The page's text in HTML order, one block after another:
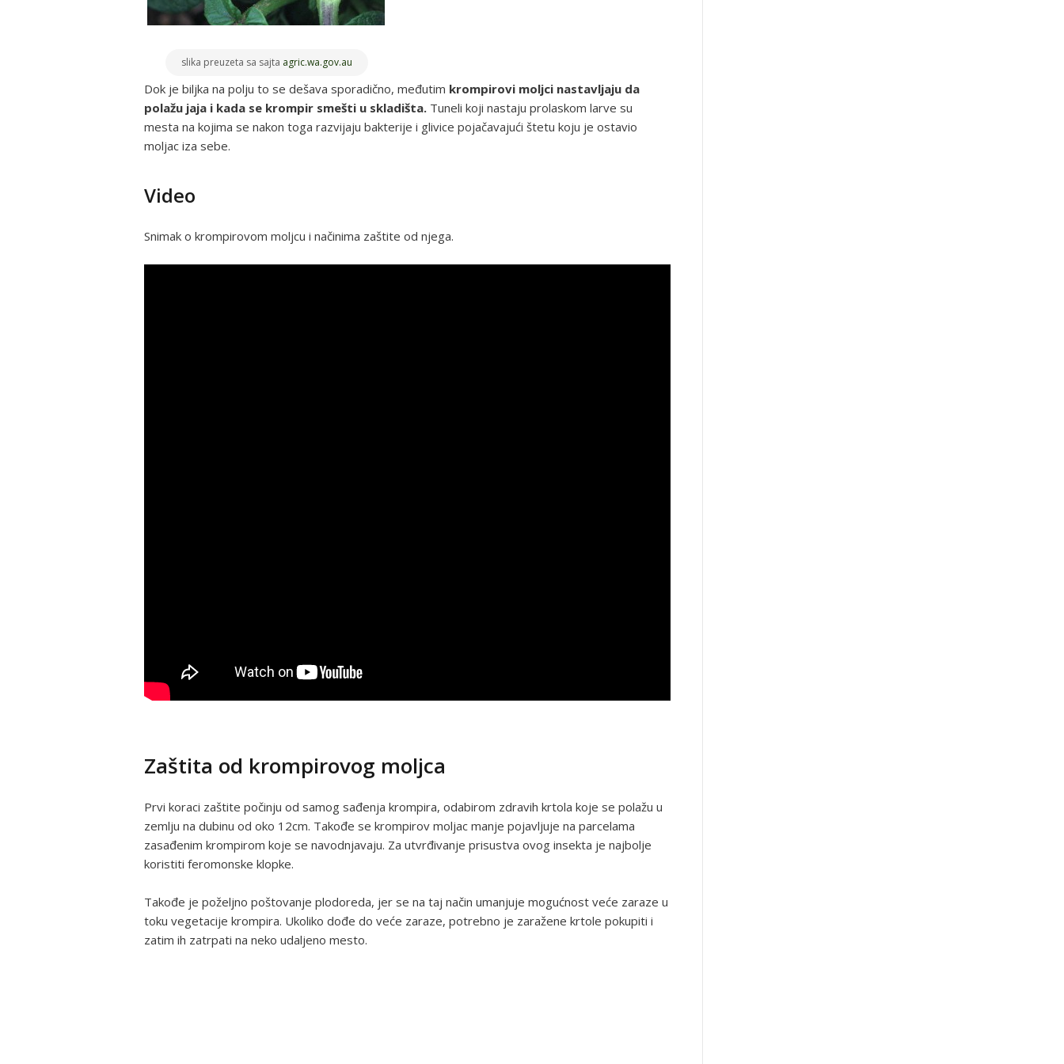
slika preuzeta sa sajta agric.wa.gov.au
Dok je biljka na polju to se dešava sporadično, međutim krompirovi moljci nastavljaju da
polažu jaja i kada se krompir smešti u skladišta. Tuneli koji nastaju prolaskom larve su
mesta na kojima se nakon toga razvijaju bakterije i glivice pojačavajući štetu koju je ostavio
moljac iza sebe.
Video
Snimak o krompirovom moljcu i načinima zaštite od njega.
Zaštita od krompirovog moljca
Prvi koraci zaštite počinju od samog sađenja krompira, odabirom zdravih krtola koje se polažu u
zemlju na dubinu od oko 12cm. Takođe se krompirov moljac manje pojavljuje na parcelama
zasađenim krompirom koje se navodnjavaju. Za utvrđivanje prisustva ovog insekta je najbolje
koristiti feromonske klopke.
Takođe je poželjno poštovanje plodoreda, jer se na taj način umanjuje mogućnost veće zaraze u
toku vegetacije krompira. Ukoliko dođe do veće zaraze, potrebno je zaražene krtole pokupiti i
zatim ih zatrpati na neko udaljeno mesto.